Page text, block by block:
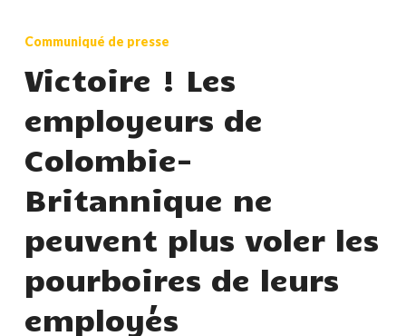
!
employeurs
de
Colombie-
Britannique
ne
plus
voler
Communiqué de presse
Victoire ! Les
employeurs de
Colombie-
Britannique ne
peuvent plus voler les
pourboires de leurs
employés